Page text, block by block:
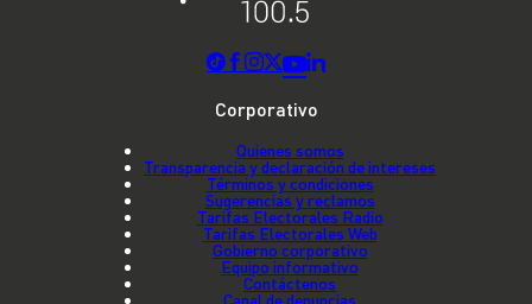
Corporativo
Quienes somos
Transparencia y declaración de intereses
Términos y condiciones
Sugerencias y reclamos
Tarifas Electorales Radio
Tarifas Electorales Web
Gobierno corporativo
Equipo informativo
Contáctenos